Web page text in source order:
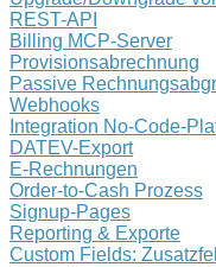
REST-API
Billing MCP-Server
Provisionsabrechnung
Passive
Webhooks
Integration No-Code-
DATEV-Export
E-Rechnungen
Order-to-Cash Prozess
Signup-Pages
Reporting & Exporte
Custom Fields: